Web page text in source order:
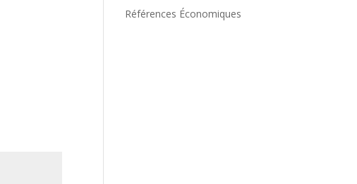
Références Économiques